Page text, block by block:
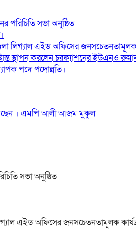
পরিচিতি সভা অনুষ্ঠিত
লিগ্যাল এইড অফিসের জনসচেতনতামূলক
স্থাপন করলেন চরফ্যাশনের ইউএনও
পদে পদোন্নতি।
। এম‌পি আলী আজম মুকুল
সভা অনুষ্ঠিত
এইড অফিসের জনসচেতনতামূলক